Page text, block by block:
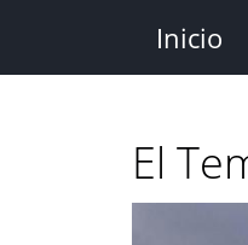
contenido
Inicio
El